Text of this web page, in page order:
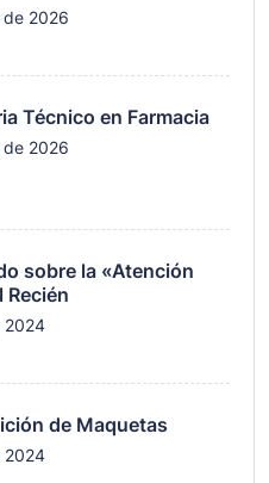
de 2026
Técnico en Farmacia
de 2026
sobre la «Atención
Recién
2024
de Maquetas
2024